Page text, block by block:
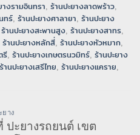
างรามอินทรา, ร้านปะยางลาดพร้าว,
ทร์, ร้านปะยางศาลายา, ร้านปะยาง
ร้านปะยางสะพานสูง, ร้านปะยางสาทร,
ร้านปะยางหลักสี่, ร้านปะยางหัวหมาก,
รี, ร้านปะยางเกษตรนวมิทร์, ร้านปะยาง
ร้านปะยางเสรีไทย, ร้านปะยางแคราย,
ยาง
ปะยางรถยนต์ เขต